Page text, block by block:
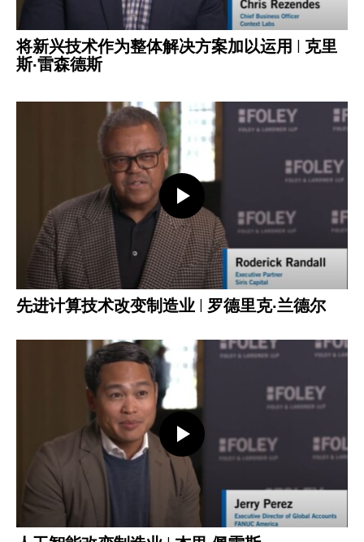
将新兴技术作为整体解决方案加以运用 | 克里
斯·雷森德斯
打开视频
先进计算技术改变制造业 | 罗德里克·兰德尔
打开视频